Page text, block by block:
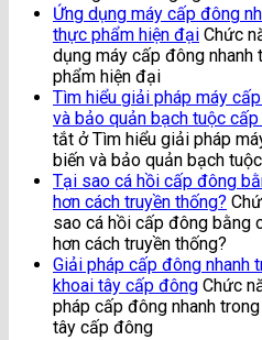
Ứng dụng máy cấp đông
thực phẩm hiện đại Chức
dụng máy cấp đông nhanh
phẩm hiện đại
Tìm hiểu giải pháp máy
và bảo quản bạch tuộc
tắt ở Tìm hiểu giải pháp
biến và bảo quản bạch
Tại sao cá hồi cấp đông
hơn cách truyền thống?
sao cá hồi cấp đông bằng
hơn cách truyền thống?
Giải pháp cấp đông nhanh
khoai tây cấp đông Chức
pháp cấp đông nhanh
tây cấp đông